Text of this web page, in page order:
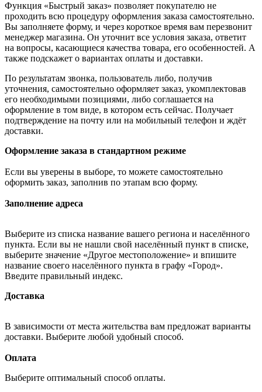
Функция «Быстрый заказ» позволяет покупателю не
проходить всю процедуру оформления заказа самостоятельно.
Вы заполняете форму, и через короткое время вам перезвонит
менеджер магазина. Он уточнит все условия заказа, ответит
на вопросы, касающиеся качества товара, его особенностей. А
также подскажет о вариантах оплаты и доставки.
По результатам звонка, пользователь либо, получив
уточнения, самостоятельно оформляет заказ, укомплектовав
его необходимыми позициями, либо соглашается на
оформление в том виде, в котором есть сейчас. Получает
подтверждение на почту или на мобильный телефон и ждёт
доставки.
Оформление заказа в стандартном режиме
Если вы уверены в выборе, то можете самостоятельно
оформить заказ, заполнив по этапам всю форму.
Заполнение адреса
Выберите из списка название вашего региона и населённого
пункта. Если вы не нашли свой населённый пункт в списке,
выберите значение «Другое местоположение» и впишите
название своего населённого пункта в графу «Город».
Введите правильный индекс.
Доставка
В зависимости от места жительства вам предложат варианты
доставки. Выберите любой удобный способ.
Оплата
Выберите оптимальный способ оплаты.